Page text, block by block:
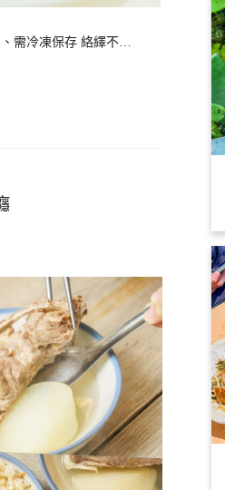
需冷凍保存 絡繹不…